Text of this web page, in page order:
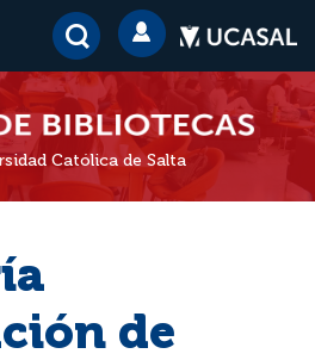
Católica de Salta
de